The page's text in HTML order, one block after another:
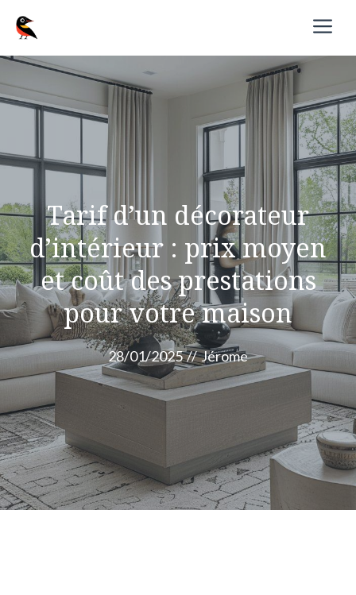
contenu
Tarif d’un décorateur
d’intérieur : prix moyen
et coût des prestations
pour votre maison
28/01/2025 // Jérome